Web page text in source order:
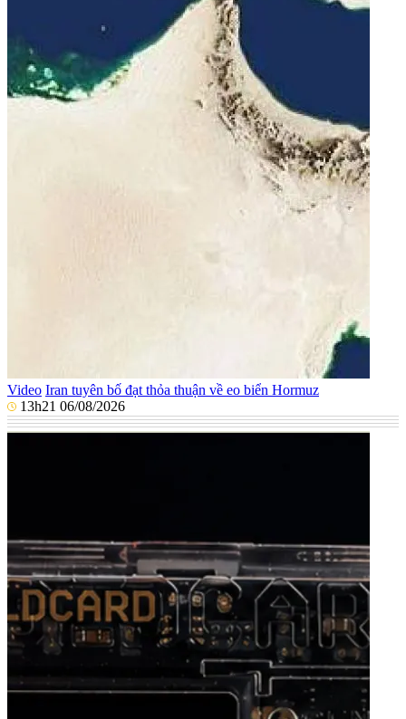
Video Iran tuyên bố đạt thỏa thuận về eo biển Hormuz
13h21 06/08/2026